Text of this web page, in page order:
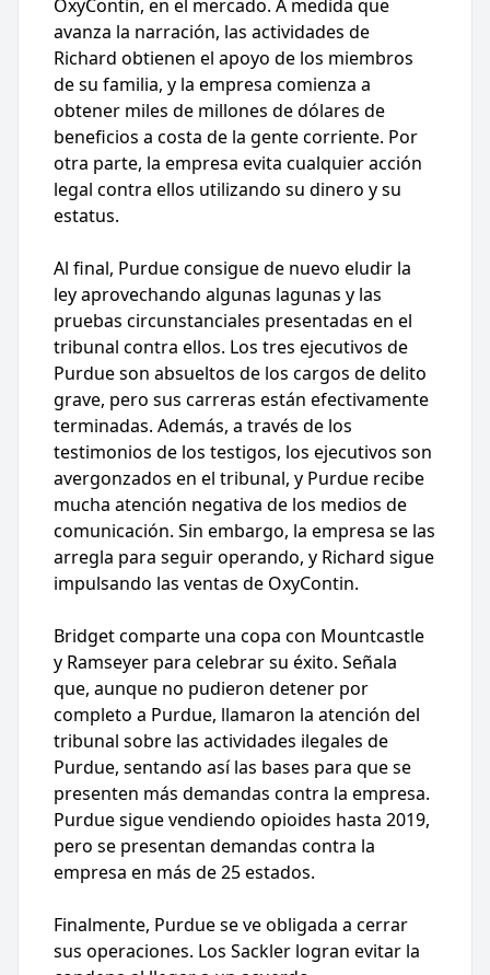
OxyContin, en el mercado. A medida que
avanza la narración, las actividades de
Richard obtienen el apoyo de los miembros
de su familia, y la empresa comienza a
obtener miles de millones de dólares de
beneficios a costa de la gente corriente. Por
otra parte, la empresa evita cualquier acción
legal contra ellos utilizando su dinero y su
estatus.
Al final, Purdue consigue de nuevo eludir la
ley aprovechando algunas lagunas y las
pruebas circunstanciales presentadas en el
tribunal contra ellos. Los tres ejecutivos de
Purdue son absueltos de los cargos de delito
grave, pero sus carreras están efectivamente
terminadas. Además, a través de los
testimonios de los testigos, los ejecutivos son
avergonzados en el tribunal, y Purdue recibe
mucha atención negativa de los medios de
comunicación. Sin embargo, la empresa se las
arregla para seguir operando, y Richard sigue
impulsando las ventas de OxyContin.
Bridget comparte una copa con Mountcastle
y Ramseyer para celebrar su éxito. Señala
que, aunque no pudieron detener por
completo a Purdue, llamaron la atención del
tribunal sobre las actividades ilegales de
Purdue, sentando así las bases para que se
presenten más demandas contra la empresa.
Purdue sigue vendiendo opioides hasta 2019,
pero se presentan demandas contra la
empresa en más de 25 estados.
Finalmente, Purdue se ve obligada a cerrar
sus operaciones. Los Sackler logran evitar la